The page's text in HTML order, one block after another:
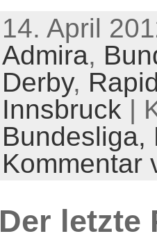
14. April
Admira,
Derby,
Innsbruck |
Bundesliga,
Kommentar
Der letzte